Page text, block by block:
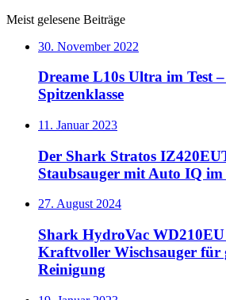
Meist gelesene Beiträge
30. November 2022
Dreame L10s Ultra im Test
Spitzenklasse
11. Januar 2023
Der Shark Stratos
Staubsauger mit Auto IQ im
27. August 2024
Shark HydroVac WD210EU
Kraftvoller Wischsauger für
Reinigung